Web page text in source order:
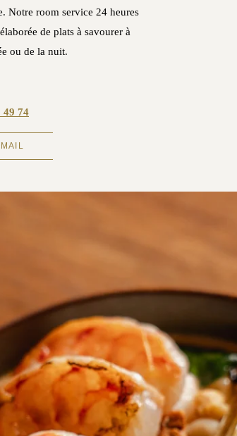
Notre room service 24 heures
de plats à savourer à
ou de la nuit.
49 74